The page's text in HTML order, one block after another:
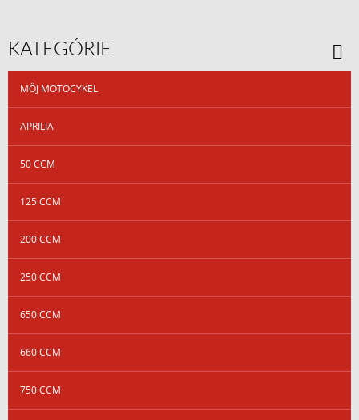
KATEGÓRIE
MÔJ MOTOCYKEL
APRILIA
50 CCM
125 CCM
200 CCM
250 CCM
650 CCM
660 CCM
750 CCM